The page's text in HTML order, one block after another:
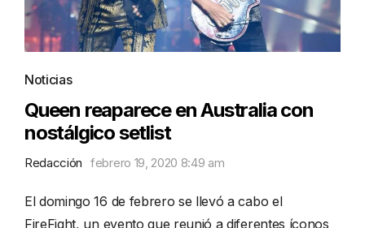
Noticias
Queen reaparece en Australia con
nostálgico setlist
Redacción febrero 19, 2020 8:49 am
El domingo 16 de febrero se llevó a cabo el
FireFight, un evento que reunió a diferentes íconos